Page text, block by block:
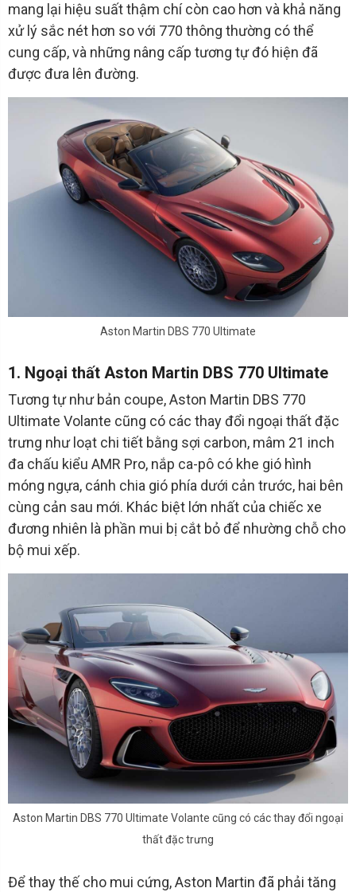
mang lại hiệu suất thậm chí còn cao hơn và khả năng
xử lý sắc nét hơn so với 770 thông thường có thể
cung cấp, và những nâng cấp tương tự đó hiện đã
được đưa lên đường.
Aston Martin DBS 770 Ultimate
1. Ngoại thất Aston Martin DBS 770 Ultimate
Tương tự như bản coupe, Aston Martin DBS 770
Ultimate Volante cũng có các thay đổi ngoại thất đặc
trưng như loạt chi tiết bằng sợi carbon, mâm 21 inch
đa chấu kiểu AMR Pro, nắp ca-pô có khe gió hình
móng ngựa, cánh chia gió phía dưới cản trước, hai bên
cùng cản sau mới. Khác biệt lớn nhất của chiếc xe
đương nhiên là phần mui bị cắt bỏ để nhường chỗ cho
bộ mui xếp.
Aston Martin DBS 770 Ultimate Volante cũng có các thay đổi ngoại
thất đặc trưng
Để thay thế cho mui cứng, Aston Martin đã phải tăng